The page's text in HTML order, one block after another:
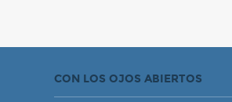
CON LOS OJOS ABIERTOS